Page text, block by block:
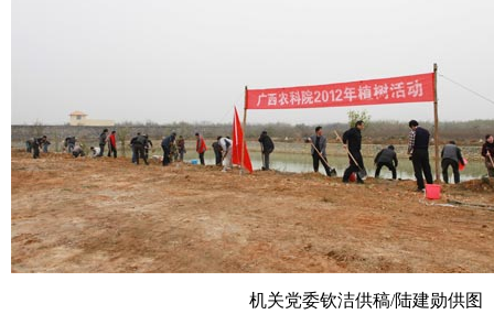
机关党委钦洁供稿/陆建勋供图